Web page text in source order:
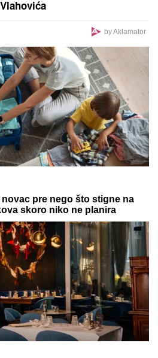
SA MILANOM
detalje o pevaču koje javnost
POVRATAK o kom svi
36 kila, Vera iz Starčeva
za džinovski traktor kako bi
i dedovinu: "Prozivali su
sam SELJANČICA KOJA JAŠE
a ja sam uspešnija od 60%
samo dve kašike ovog
i prženi krompirići dobiće
koricu